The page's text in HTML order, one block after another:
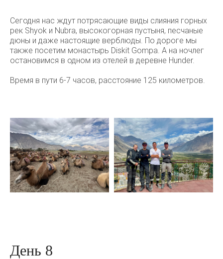
Сегодня нас ждут потрясающие виды слияния горных
рек Shyok и Nubra, высокогорная пустыня, песчаные
дюны и даже настоящие верблюды. По дороге мы
также посетим монастырь Diskit Gompa. А на ночлег
остановимся в одном из отелей в деревне Hunder.
Время в пути 6-7 часов, расстояние 125 километров.
День 8